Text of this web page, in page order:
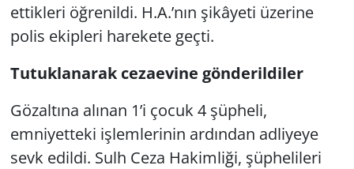
ettikleri öğrenildi. H.A.’nın şikâyeti üzerine
polis ekipleri harekete geçti.
Tutuklanarak cezaevine gönderildiler
Gözaltına alınan 1’i çocuk 4 şüpheli,
emniyetteki işlemlerinin ardından adliyeye
sevk edildi. Sulh Ceza Hakimliği, şüphelileri